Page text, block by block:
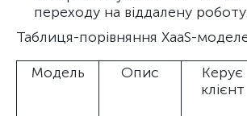
переходу на віддалену роботу.
Таблиця-порівняння XaaS-
Модель
Опис
Керує
клієнт